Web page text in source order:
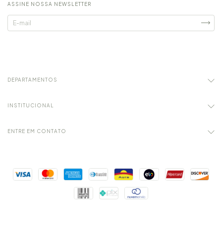
ASSINE NOSSA NEWSLETTER
DEPARTAMENTOS
INSTITUCIONAL
ENTRE EM CONTATO